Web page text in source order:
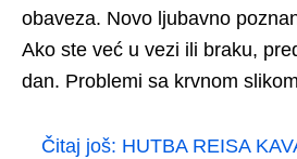
obaveza. Novo ljubavno
Ako ste već u vezi ili braku,
dan. Problemi sa krvnom
Čitaj još: HUTBA REISA